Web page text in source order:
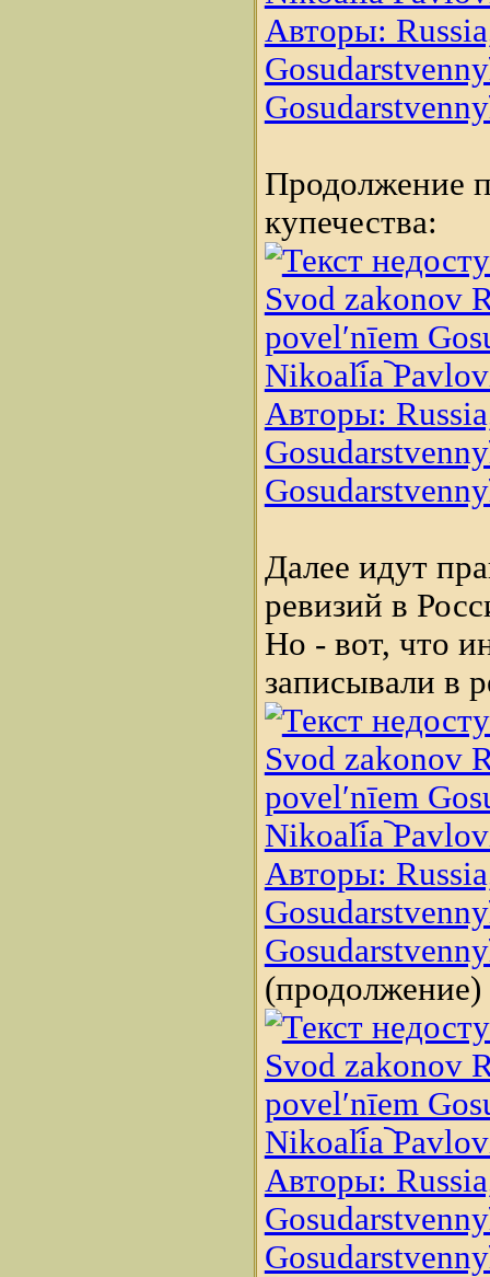
Авторы:
Продолжение
купечества:
Svod zakonov
povelʹnīem
Nikoali︠a︡
Авторы:
Далее идут
ревизий в
Но - вот, что
записывали в
Svod zakonov
povelʹnīem
Nikoali︠a︡
Авторы:
(продолжение)
Svod zakonov
povelʹnīem
Nikoali︠a︡
Авторы: